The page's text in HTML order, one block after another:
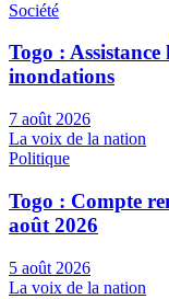
Société
Togo :
inondations
7 août 2026
La voix de la nation
Politique
Togo : Compte
août 2026
5 août 2026
La voix de la nation